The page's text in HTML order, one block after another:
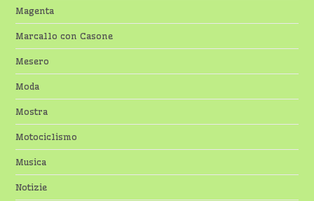
Magenta
Marcallo con Casone
Mesero
Moda
Mostra
Motociclismo
Musica
Notizie